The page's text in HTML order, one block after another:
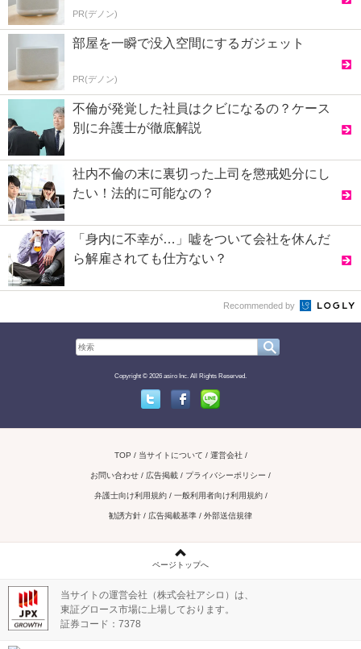
PR(デノン)
部屋を一瞬で没入空間にするガジェット
PR(デノン)
不倫が発覚した社員はクビになるの？ケース
別に弁護士が徹底解説
社内不倫の末に裏切った上司を懲戒処分にし
たい！法的に可能なの？
「身内に不幸が…」嘘をついて会社を休んだ
ら解雇されても仕方ない？
Recommended by
Copyright © 2026 asiro Inc. All Rights Reserved.
TOP 当サイトについて 運営会社
お問い合わせ / 広告掲載 プライバシーポリシー
弁護士向け利用規約 一般利用者向け利用規約
勧誘方針 広告掲載基準 外部送信規律
ページトップへ
当サイトの運営会社（株式会社アシロ）は、
東証グロース市場に上場しております。
証券コード：7378